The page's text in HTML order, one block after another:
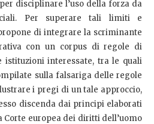
disciplinare l’uso della forza da
Per superare tali limiti e
di integrare la scriminante
con un corpus di regole di
istituzioni interessate, tra le quali
sulla falsariga delle regole
i pregi di un tale approccio,
discenda dai principi elaborati
europea dei diritti dell’uomo